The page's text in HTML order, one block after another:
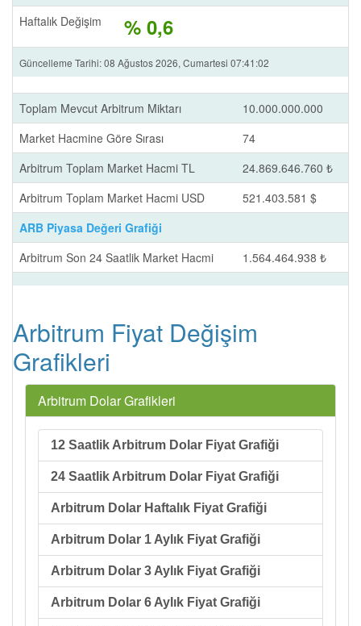
Haftalık Değişim % 0,6
Güncelleme Tarihi: 08 Ağustos 2026, Cumartesi 07:41:02
Toplam Mevcut Arbitrum Miktarı
10.000.000.000
Market Hacmine Göre Sırası
74
Arbitrum Toplam Market Hacmi TL
24.869.646.760 ₺
Arbitrum Toplam Market Hacmi USD
521.403.581 $
ARB Piyasa Değeri Grafiği
Arbitrum Son 24 Saatlik Market Hacmi
1.564.464.938 ₺
Arbitrum Fiyat Değişim
Grafikleri
Arbitrum Dolar Grafikleri
12 Saatlik Arbitrum Dolar Fiyat Grafiği
24 Saatlik Arbitrum Dolar Fiyat Grafiği
Arbitrum Dolar Haftalık Fiyat Grafiği
Arbitrum Dolar 1 Aylık Fiyat Grafiği
Arbitrum Dolar 3 Aylık Fiyat Grafiği
Arbitrum Dolar 6 Aylık Fiyat Grafiği